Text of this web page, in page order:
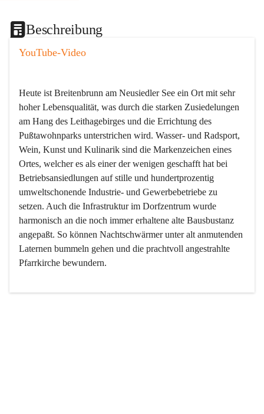
Beschreibung
YouTube-Video
Heute ist Breitenbrunn am Neusiedler See ein Ort mit sehr
hoher Lebensqualität, was durch die starken Zusiedelungen
am Hang des Leithagebirges und die Errichtung des
Pußtawohnparks unterstrichen wird. Wasser- und Radsport,
Wein, Kunst und Kulinarik sind die Markenzeichen eines
Ortes, welcher es als einer der wenigen geschafft hat bei
Betriebsansiedlungen auf stille und hundertprozentig
umweltschonende Industrie- und Gewerbebetriebe zu
setzen. Auch die Infrastruktur im Dorfzentrum wurde
harmonisch an die noch immer erhaltene alte Bausbustanz
angepaßt. So können Nachtschwärmer unter alt anmutenden
Laternen bummeln gehen und die prachtvoll angestrahlte
Pfarrkirche bewundern.
Der Weinbau dominert heute nicht mehr, ist aber integrativer